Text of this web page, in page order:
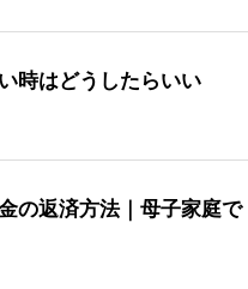
時はどうしたらいい
の返済方法｜母子家庭で